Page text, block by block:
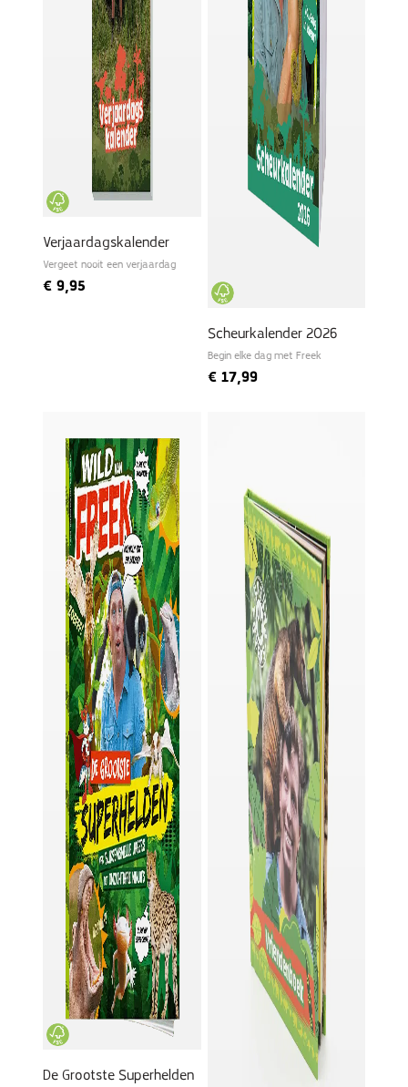
Verjaardagskalender
Vergeet nooit een verjaardag
€ 9,95
Scheurkalender 2026
Begin elke dag met Freek
€17,99
De Grootste Superhelden